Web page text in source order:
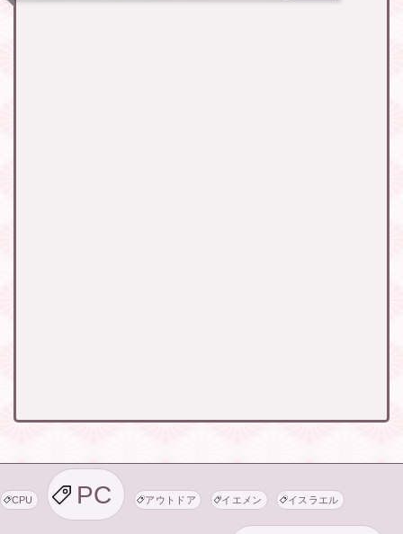
CPU PC アウトドア イエメン イスラエル